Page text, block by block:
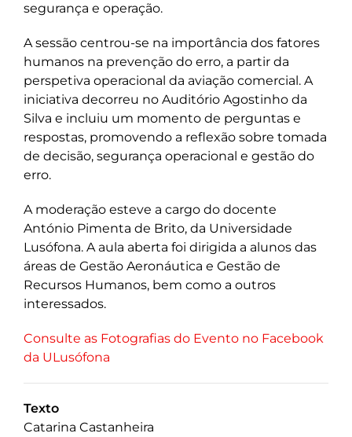
segurança e operação.
A sessão centrou-se na importância dos fatores
humanos na prevenção do erro, a partir da
perspetiva operacional da aviação comercial. A
iniciativa decorreu no Auditório Agostinho da
Silva e incluiu um momento de perguntas e
respostas, promovendo a reflexão sobre tomada
de decisão, segurança operacional e gestão do
erro.
A moderação esteve a cargo do docente
António Pimenta de Brito, da Universidade
Lusófona. A aula aberta foi dirigida a alunos das
áreas de Gestão Aeronáutica e Gestão de
Recursos Humanos, bem como a outros
interessados.
Consulte as Fotografias do Evento no Facebook
da ULusófona
Texto
Catarina Castanheira